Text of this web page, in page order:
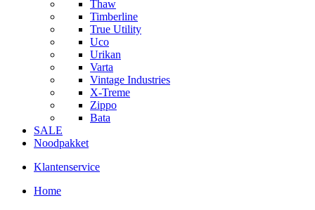
Thaw
Timberline
True Utility
Uco
Urikan
Varta
Vintage Industries
X-Treme
Zippo
Bata
SALE
Noodpakket
Klantenservice
Home